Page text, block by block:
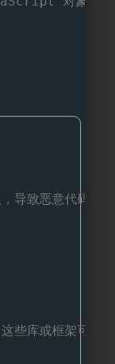
导致恶意代码被
些库或框架可能